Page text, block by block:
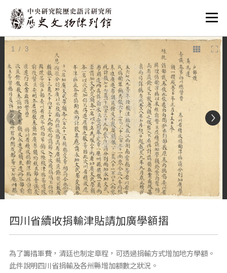
:::
1 / 3
四川省續收捐輸津貼請加廣學額摺
為了籌措軍費，清廷也制定章程，可透過捐輸方式增加地方學額。
此件說明四川省捐輸及各州縣增加額數之狀況。